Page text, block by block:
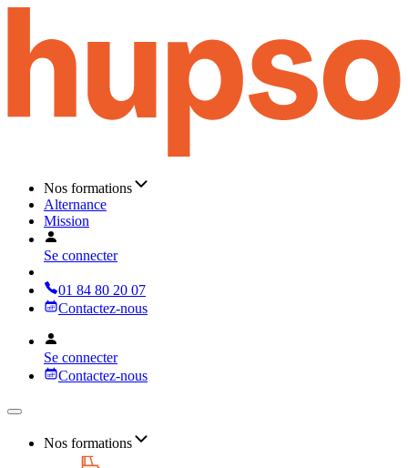
Nos formations
Alternance
Mission
Se connecter
01 84 80 20 07
Contactez-nous
Se connecter
Contactez-nous
Nos formations